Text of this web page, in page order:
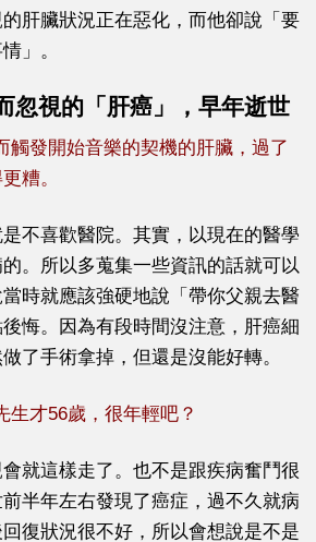
肝臟狀況正在惡化，而他卻說「要
」。
忽視的「肝癌」，早年逝世
觸發開始音樂的契機的肝臟，過了
糟。
是不喜歡醫院。其實，以現在的醫學
。所以多蒐集一些資訊的話就可以
時就應該強硬地說「帶你父親去醫
悔。因為有段時間沒注意，肝癌細
了手術拿掉，但還是沒能好轉。
生才56歲，很年輕吧？
會就這樣走了。也不是跟疾病奮鬥很
半年左右發現了癌症，過不久就病
復狀況很不好，所以會想說是不是